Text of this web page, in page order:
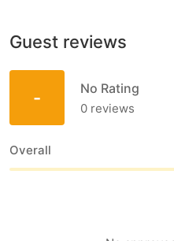
Guest reviews
- No Rating
0 reviews
Overall